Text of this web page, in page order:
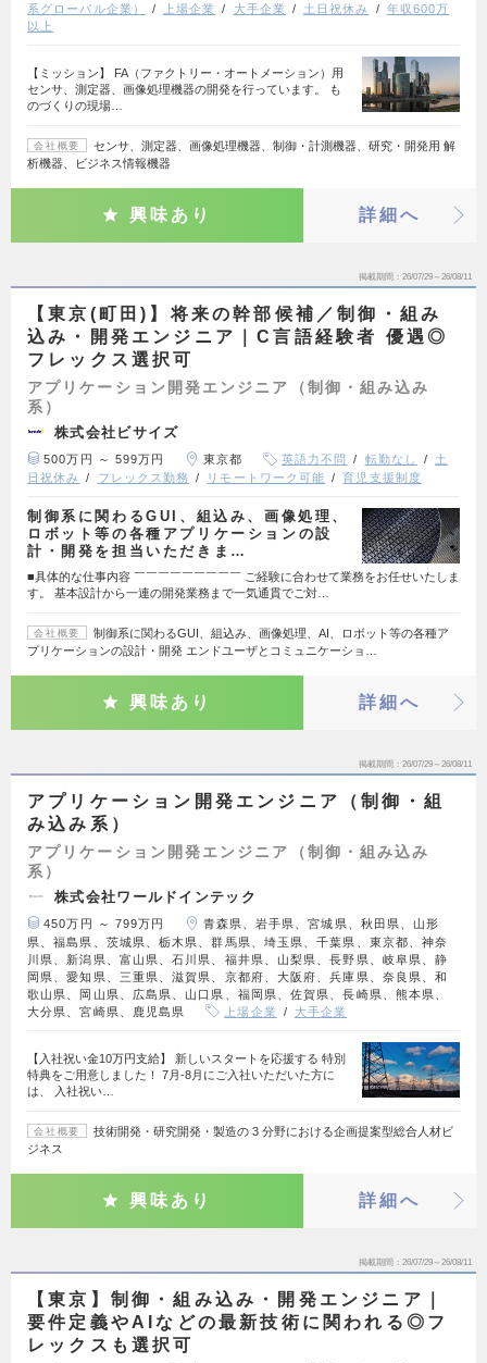
系グローバル企業）
上場企業 大手企業 土日祝休み
年収600万
以上
【ミッション】 FA（ファクトリー・オートメーション）用
センサ、測定器、画像処理機器の開発を行っています。 も
のづくりの現場…
会社概要
センサ、測定器、画像処理機器、制御・計測機器、研究・開発用 解
析機器、ビジネス情報機器
興味あり 詳細へ
掲載期間 26/07/29～26/08/11
【東京(町田)】将来の幹部候補／制御・組み
込み・開発エンジニア｜C言語経験者 優遇◎
フレックス選択可
アプリケーション開発エンジニア（制御・組み込み
系）
株式会社ビサイズ
500万円 ～ 599万円 東京都 英語力不問 転勤なし
土
日祝休み
フレックス勤務 リモートワーク可能 育児支援制度
制御系に関わるGUI、組込み、画像処理、
ロボット等の各種アプリケーションの設
計・開発を担当いただきま…
■具体的な仕事内容 ￣￣￣￣￣￣￣￣￣ ご経験に合わせて業務をお任せいたしま
す。 基本設計から一連の開発業務まで一気通貫でご対…
会社概要
制御系に関わるGUI、組込み、画像処理、AI、ロボット等の各種ア
プリケーションの設計・開発 エンドユーザとコミュニケーショ…
興味あり 詳細へ
掲載期間 26/07/29～26/08/11
アプリケーション開発エンジニア（制御・組
み込み系）
アプリケーション開発エンジニア（制御・組み込み
系）
株式会社ワールドインテック
450万円 ～ 799万円
青森県、岩手県、宮城県、秋田県、山形
県、福島県、茨城県、栃木県、群馬県、埼玉県、千葉県、東京都、神奈
川県、新潟県、富山県、石川県、福井県、山梨県、長野県、岐阜県、静
岡県、愛知県、三重県、滋賀県、京都府、大阪府、兵庫県、奈良県、和
歌山県、岡山県、広島県、山口県、福岡県、佐賀県、長崎県、熊本県、
大分県、宮崎県、鹿児島県
上場企業 大手企業
【入社祝い金10万円支給】 新しいスタートを応援する 特別
特典をご用意しました！ 7月-8月にご入社いただいた方に
は、 入社祝い…
会社概要
技術開発・研究開発・製造の 3 分野における企画提案型総合人材ビ
ジネス
興味あり 詳細へ
掲載期間 26/07/29～26/08/11
【東京】制御・組み込み・開発エンジニア｜
要件定義やAIなどの最新技術に関われる◎フ
レックスも選択可